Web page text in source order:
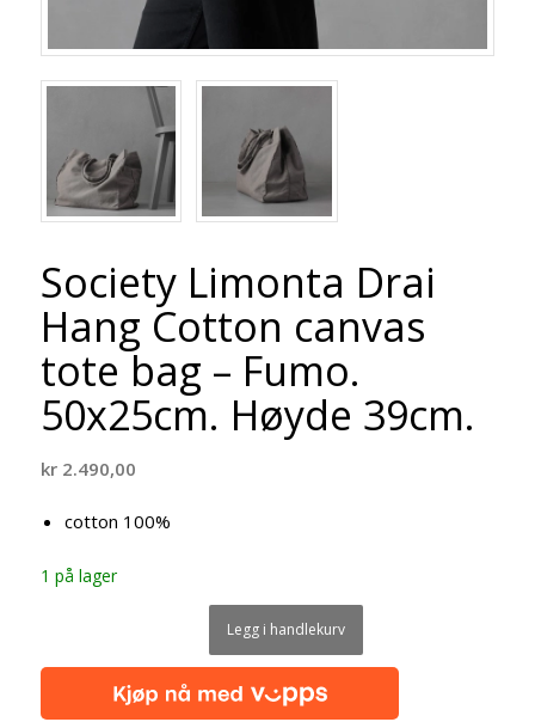
Society Limonta Drai
Hang Cotton canvas
tote bag – Fumo.
50x25cm. Høyde 39cm.
kr2.490,00
cotton 100%
1 på lager
Legg i handlekurv